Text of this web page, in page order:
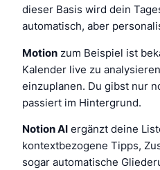
dieser Basis wird dein
automatisch, aber
Motion zum Beispiel ist
Kalender live zu
einzuplanen. Du gibst nur
passiert im Hintergrund.
Notion AI ergänzt deine
kontextbezogene Tipps,
sogar automatische